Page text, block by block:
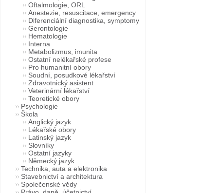
Oftalmologie, ORL
Anestezie, resuscitace, emergency
Diferenciální diagnostika, symptomy
Gerontologie
Hematologie
Interna
Metabolizmus, imunita
Ostatní nelékařské profese
Pro humanitní obory
Soudní, posudkové lékařství
Zdravotnický asistent
Veterinární lékařství
Teoretické obory
Psychologie
Škola
Anglický jazyk
Lékařské obory
Latinský jazyk
Slovníky
Ostatní jazyky
Německý jazyk
Technika, auta a elektronika
Stavebnictví a architektura
Společenské vědy